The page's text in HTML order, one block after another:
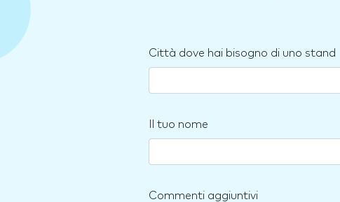
Città dove hai bisogno di uno stand
Il tuo nome
Commenti aggiuntivi